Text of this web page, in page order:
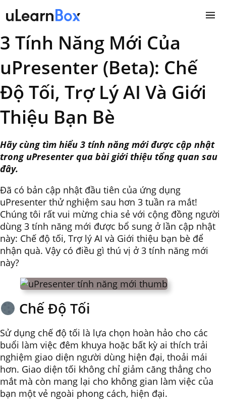
to
3 Tính Năng Mới Của
uPresenter (Beta): Chế
Độ Tối, Trợ Lý AI Và Giới
Thiệu Bạn Bè
Hãy cùng tìm hiểu 3 tính năng mới được cập nhật
trong uPresenter qua bài giới thiệu tổng quan sau
đây.
Đã có bản cập nhật đầu tiên của ứng dụng
uPresenter thử nghiệm sau hơn 3 tuần ra mắt!
Chúng tôi rất vui mừng chia sẻ với cộng đồng người
dùng 3 tính năng mới được bổ sung ở lần cập nhật
này: Chế độ tối, Trợ lý AI và Giới thiệu bạn bè để
nhận quà. Vậy có điều gì thú vị ở 3 tính năng mới
này?
Chế Độ Tối
Sử dụng chế độ tối là lựa chọn hoàn hảo cho các
buổi làm việc đêm khuya hoặc bất kỳ ai thích trải
nghiệm giao diện người dùng hiện đại, thoải mái
hơn. Giao diện tối không chỉ giảm căng thẳng cho
mắt mà còn mang lại cho không gian làm việc của
bạn một vẻ ngoài phong cách, hiện đại.